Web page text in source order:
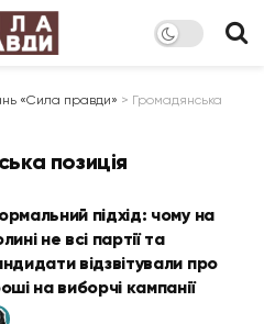
«Сила правди» > Громадянська
позиція
підхід: чому на
не всі партії та
відзвітували про
на виборчі кампанії